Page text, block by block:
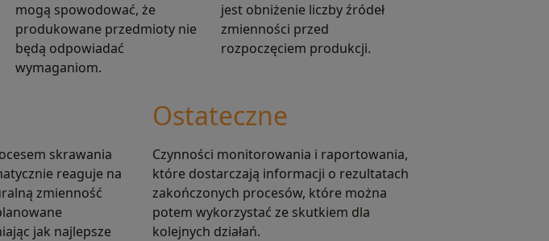
mogą spowodować, że
produkowane przedmioty nie
będą odpowiadać
wymaganiom.
jest obniżenie liczby źródeł
zmienności przed
rozpoczęciem produkcji.
skrawania
reaguje na
zmienność
jak najlepsze
Ostateczne
Czynności monitorowania i raportowania,
które dostarczają informacji o rezultatach
zakończonych procesów, które można
potem wykorzystać ze skutkiem dla
kolejnych działań.